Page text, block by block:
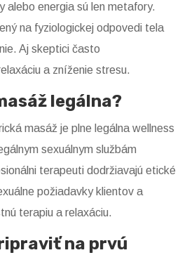
alebo energia sú len metafory.
na fyziologickej odpovedi tela
Aj skeptici často
a zníženie stresu.
legálna?
masáž je plne legálna wellness
sexuálnym službám
terapeuti dodržiavajú etické
požiadavky klientov a
terapiu a relaxáciu.
na prvú